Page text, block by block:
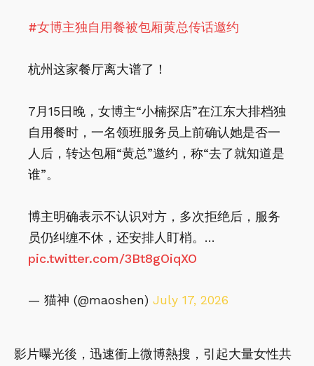
#女博主独自用餐被包厢黄总传话邀约
杭州这家餐厅离大谱了！
7月15日晚，女博主“小楠探店”在江东大排档独
自用餐时，一名领班服务员上前确认她是否一
人后，转达包厢“黄总”邀约，称“去了就知道是
谁”。
博主明确表示不认识对方，多次拒绝后，服务
员仍纠缠不休，还安排人盯梢。…
pic.twitter.com/3Bt8gOiqXO
— 猫神 (@maoshen) July 17, 2026
影片曝光後，迅速衝上微博熱搜，引起大量女性共